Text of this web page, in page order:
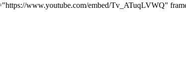
www.youtube.com/embed/Tv_ATuqLVWQ"